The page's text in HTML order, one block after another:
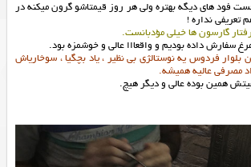
فود های دیگه بهتره ولی هر روز قیمتاشو گرون میکنه در
نداره !
گارسون ها خیلی مؤدبانست.
سفارش داده بودیم و واقعااا عالی و خوشمزه بود.
بلوار فردوس یه نوستالژی بی نظیر ، یاد بچگیا ، سوخاریاش
مصرفی عالیه همیشه.
همین بوده عالی و دیگر هیچ.